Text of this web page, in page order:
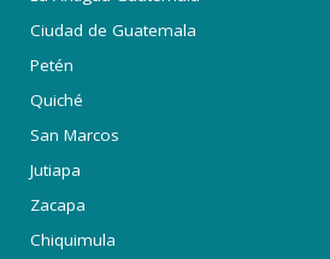
Ciudad de Guatemala
Petén
Quiché
San Marcos
Jutiapa
Zacapa
Chiquimula